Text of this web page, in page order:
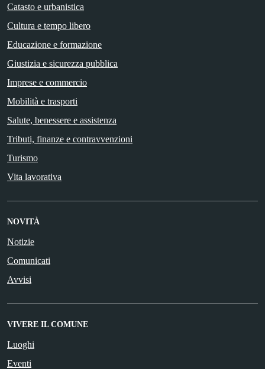
Catasto e urbanistica
Cultura e tempo libero
Educazione e formazione
Giustizia e sicurezza pubblica
Imprese e commercio
Mobilità e trasporti
Salute, benessere e assistenza
Tributi, finanze e contravvenzioni
Turismo
Vita lavorativa
NOVITÀ
Notizie
Comunicati
Avvisi
VIVERE IL COMUNE
Luoghi
Eventi